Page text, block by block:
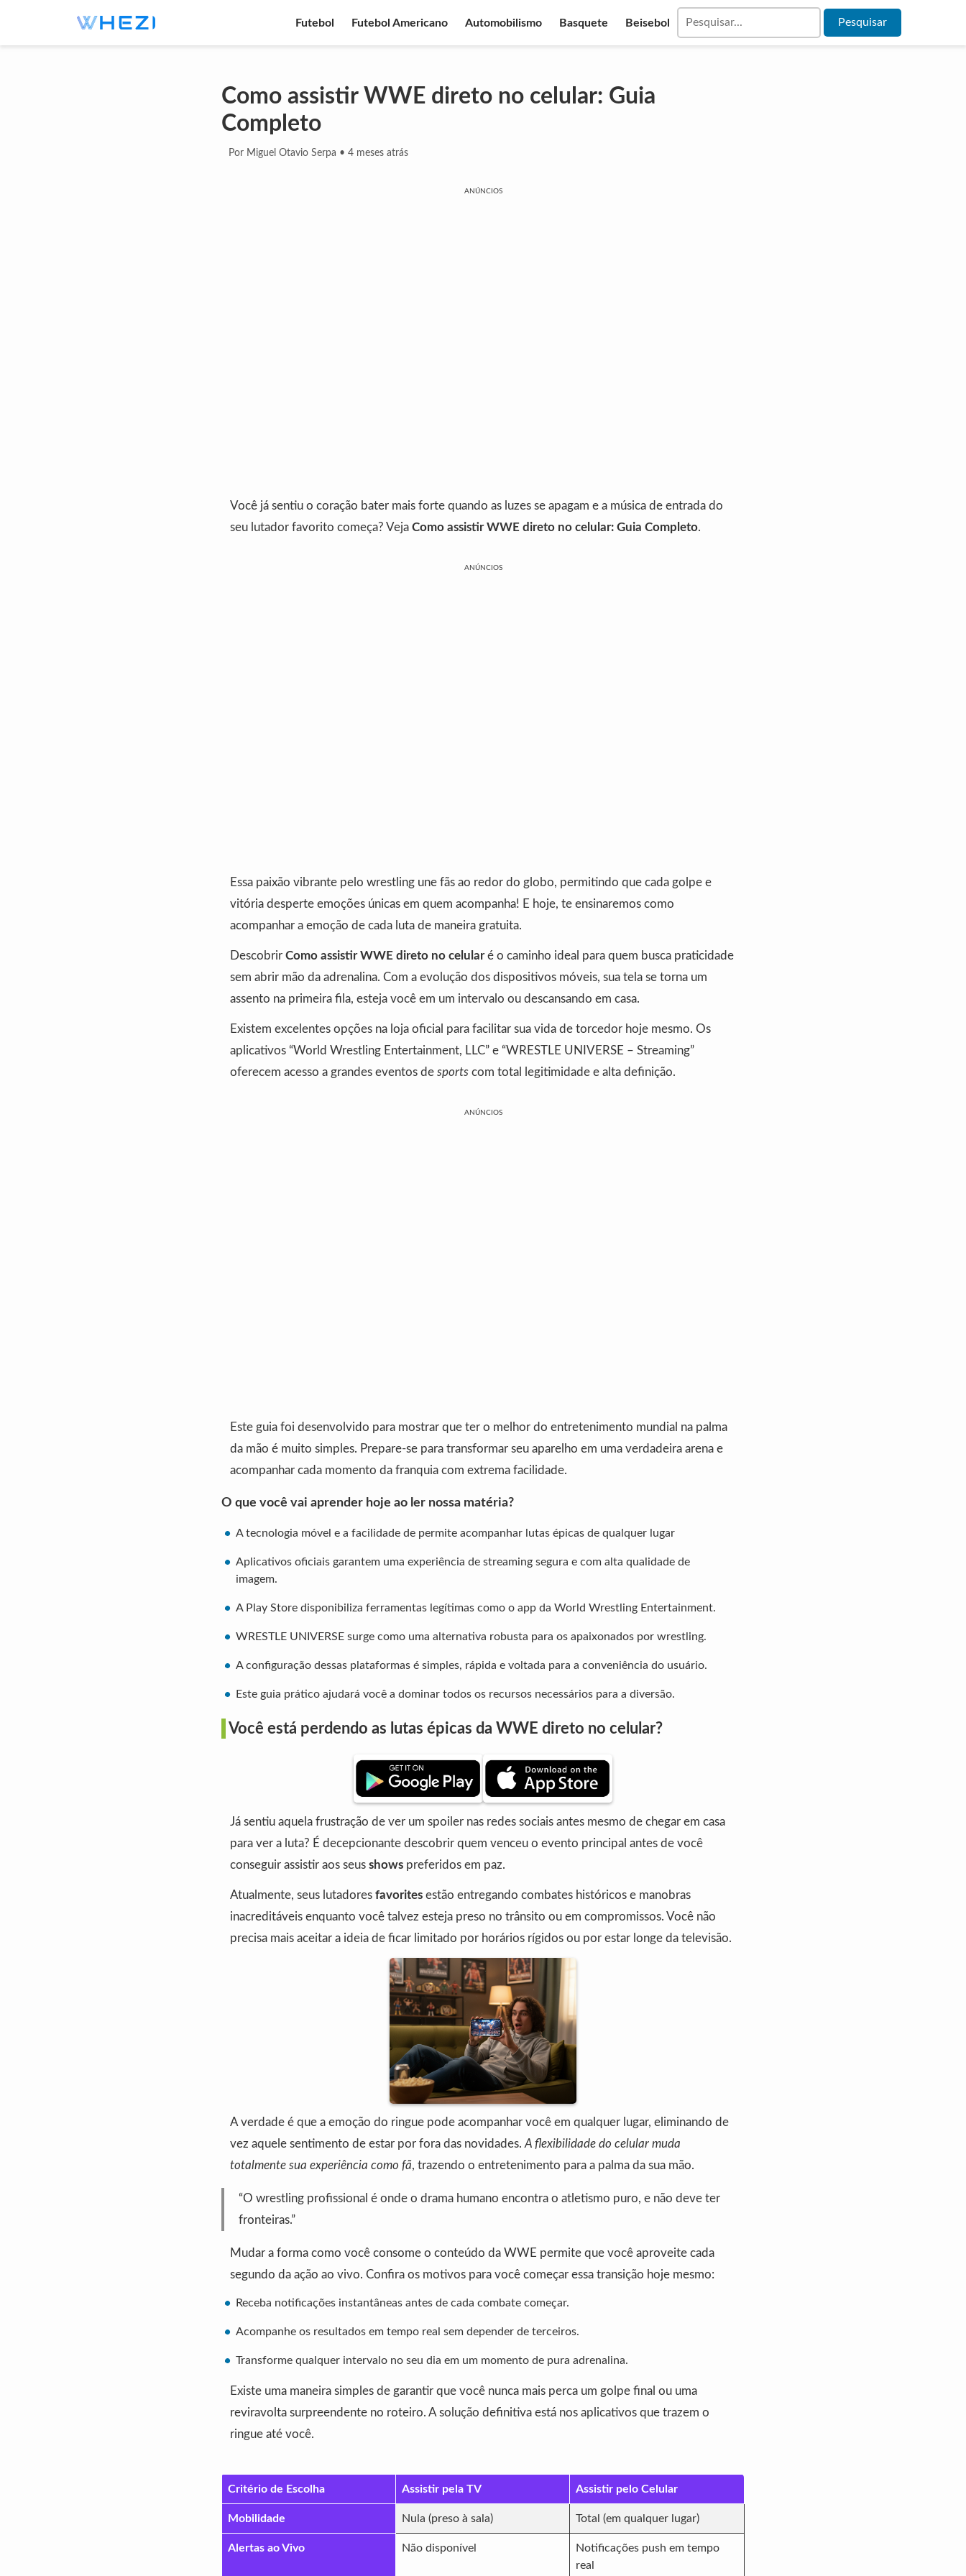
Futebol Futebol Americano Automobilismo Basquete Beisebol
Como assistir WWE direto no celular: Guia
Completo
Por Miguel Otavio Serpa • 4 meses atrás
ANÚNCIOS
Você já sentiu o coração bater mais forte quando as luzes se apagam e a música de entrada do
seu lutador favorito começa? Veja Como assistir WWE direto no celular: Guia Completo.
ANÚNCIOS
Essa paixão vibrante pelo wrestling une fãs ao redor do globo, permitindo que cada golpe e
vitória desperte emoções únicas em quem acompanha! E hoje, te ensinaremos como
acompanhar a emoção de cada luta de maneira gratuita.
Descobrir Como assistir WWE direto no celularé o caminho ideal para quem busca praticidade
sem abrir mão da adrenalina. Com a evolução dos dispositivos móveis, sua tela se torna um
assento na primeira fila, esteja você em um intervalo ou descansando em casa.
Existem excelentes opções na loja oficial para facilitar sua vida de torcedor hoje mesmo. Os
aplicativos “World Wrestling Entertainment, LLC” e “WRESTLE UNIVERSE – Streaming”
oferecem acesso a grandes eventos de sports com total legitimidade e alta definição.
ANÚNCIOS
Este guia foi desenvolvido para mostrar que ter o melhor do entretenimento mundial na palma
da mão é muito simples. Prepare-se para transformar seu aparelho em uma verdadeira arena e
acompanhar cada momento da franquia com extrema facilidade.
O que você vai aprender hoje ao ler nossa matéria?
A tecnologia móvel e a facilidade de permite acompanhar lutas épicas de qualquer lugar
Aplicativos oficiais garantem uma experiência de streaming segura e com alta qualidade de
imagem.
A Play Store disponibiliza ferramentas legítimas como o app da World Wrestling Entertainment.
WRESTLE UNIVERSE surge como uma alternativa robusta para os apaixonados por wrestling.
A configuração dessas plataformas é simples, rápida e voltada para a conveniência do usuário.
Este guia prático ajudará você a dominar todos os recursos necessários para a diversão.
Você está perdendo as lutas épicas da WWE direto no celular?
Já sentiu aquela frustração de ver um spoiler nas redes sociais antes mesmo de chegar em casa
para ver a luta? É decepcionante descobrir quem venceu o evento principal antes de você
conseguir assistir aos seus shows preferidos em paz.
Atualmente, seus lutadores favorites estão entregando combates históricos e manobras
inacreditáveis enquanto você talvez esteja preso no trânsito ou em compromissos. Você não
precisa mais aceitar a ideia de ficar limitado por horários rígidos ou por estar longe da televisão.
A verdade é que a emoção do ringue pode acompanhar você em qualquer lugar, eliminando de
vez aquele sentimento de estar por fora das novidades.A flexibilidade do celular muda
totalmente sua experiência como fã, trazendo o entretenimento para a palma da sua mão.
“O wrestling profissional é onde o drama humano encontra o atletismo puro, e não deve ter
fronteiras.”
Mudar a forma como você consome o conteúdo da WWE permite que você aproveite cada
segundo da ação ao vivo. Confira os motivos para você começar essa transição hoje mesmo:
Receba notificações instantâneas antes de cada combate começar.
Acompanhe os resultados em tempo real sem depender de terceiros.
Transforme qualquer intervalo no seu dia em um momento de pura adrenalina.
Existe uma maneira simples de garantir que você nunca mais perca um golpe final ou uma
reviravolta surpreendente no roteiro. A solução definitiva está nos aplicativos que trazem o
ringue até você.
Critério de Escolha Assistir pela TV Assistir pelo Celular
Mobilidade Nula (preso à sala) Total (em qualquer lugar)
Alertas ao Vivo Não disponível
Notificações push em tempo
real